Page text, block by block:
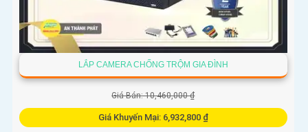
LẮP CAMERA CHỐNG TRỘM GIA ĐÌNH
Giá Bán: 10,460,000 ₫
Giá Khuyến Mại: 6,932,800 ₫